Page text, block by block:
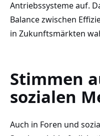
Antriebssysteme auf.
Balance zwischen
in Zukunftsmärkten
Stimmen
sozialen
Auch in Foren und